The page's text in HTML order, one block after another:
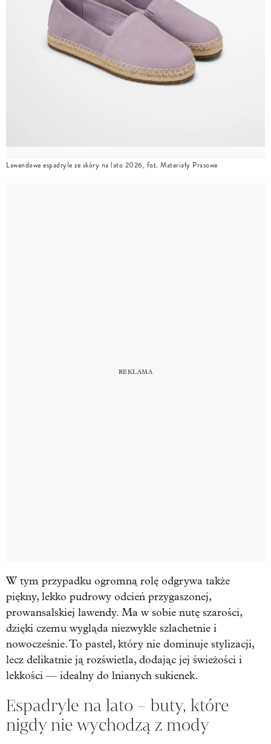
Lawendowe espadryle ze skóry na lato 2026, fot. Materiały Prasowe
W tym przypadku ogromną rolę odgrywa także
piękny, lekko pudrowy odcień przygaszonej,
prowansalskiej lawendy. Ma w sobie nutę szarości,
dzięki czemu wygląda niezwykle szlachetnie i
nowocześnie. To pastel, który nie dominuje stylizacji,
lecz delikatnie ją rozświetla, dodając jej świeżości i
lekkości — idealny do lnianych sukienek.
Espadryle na lato – buty, które
nigdy nie wychodzą z mody